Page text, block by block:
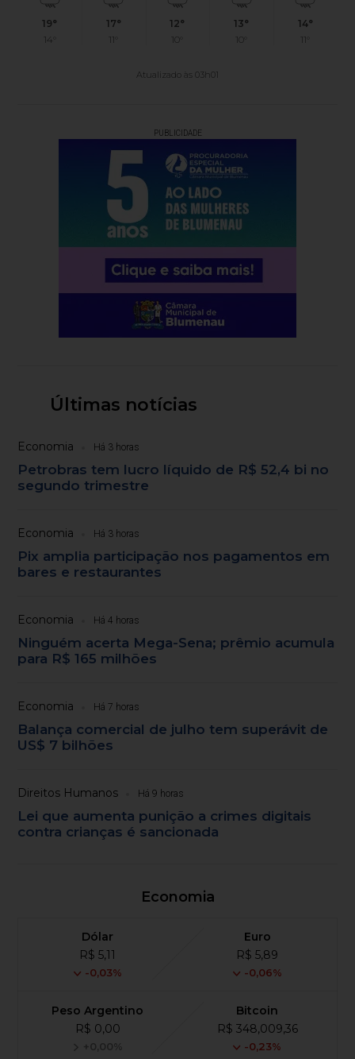
19°
14°
17°
11°
12°
10°
13°
10°
14°
11°
Atualizado às 03h01
PUBLICIDADE
Últimas notícias
Economia Há 3 horas
Petrobras tem lucro líquido de R$ 52,4 bi no
segundo trimestre
Economia Há 3 horas
Pix amplia participação nos pagamentos em
bares e restaurantes
Economia Há 4 horas
Ninguém acerta Mega-Sena; prêmio acumula
para R$ 165 milhões
Economia Há 7 horas
Balança comercial de julho tem superávit de
US$ 7 bilhões
Direitos Humanos Há 9 horas
Lei que aumenta punição a crimes digitais
contra crianças é sancionada
Economia
Dólar
R$ 5,11
-0,03%
Euro
R$ 5,89
-0,06%
Peso Argentino
R$ 0,00
+0,00%
Bitcoin
R$ 348,009,36
-0,23%